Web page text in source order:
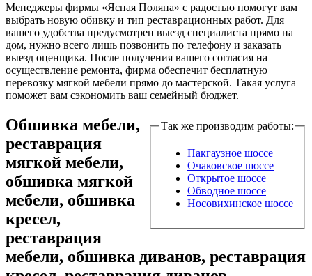
Менеджеры фирмы «Ясная Поляна» с радостью помогут вам
выбрать новую обивку и тип реставрационных работ. Для
вашего удобства предусмотрен выезд специалиста прямо на
дом, нужно всего лишь позвонить по телефону и заказать
выезд оценщика. После получения вашего согласия на
осуществление ремонта, фирма обеспечит бесплатную
перевозку мягкой мебели прямо до мастерской. Такая услуга
поможет вам сэкономить ваш семейный бюджет.
Так же производим работы:
Пакгаузное шоссе
Очаковское шоссе
Открытое шоссе
Обводное шоссе
Носовихинское шоссе
Обшивка мебели,
реставрация
мягкой мебели,
обшивка мягкой
мебели, обшивка
кресел,
реставрация
мебели, обшивка диванов, реставрация